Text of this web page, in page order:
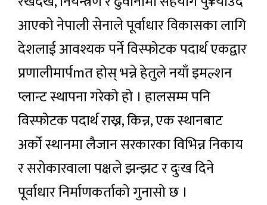
आएको नेपाली सेनाले पूर्वाधार विकासका लागि
देशलाई आवश्यक पर्ने विस्फोटक पदार्थ एकद्वार
प्रणालीमार्पmत होस् भन्ने हेतुले नयाँ इमल्शन
प्लान्ट स्थापना गरेको हो । हालसम्म पनि
विस्फोटक पदार्थ राख्न, किन्न, एक स्थानबाट
अर्को स्थानमा लैजान सरकारका विभिन्न निकाय
र सरोकारवाला पक्षले झन्झट र दुःख दिने
पूर्वाधार निर्माणकर्ताको गुनासो छ ।